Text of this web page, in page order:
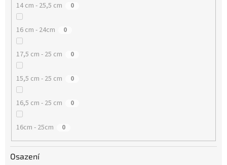
14 cm - 25,5 cm 0
16 cm - 24cm 0
17,5 cm - 25 cm 0
15,5 cm - 25 cm 0
16,5 cm - 25 cm 0
16cm - 25cm 0
Osazení